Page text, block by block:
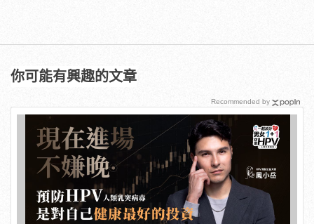
你可能有興趣的文章
Recommended by